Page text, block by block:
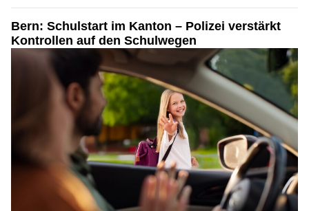
Bern: Schulstart im Kanton – Polizei verstärkt
Kontrollen auf den Schulwegen